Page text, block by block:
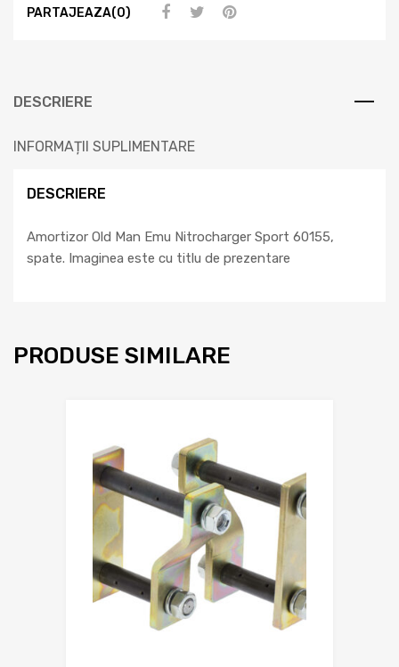
PARTAJEAZA(0)
DESCRIERE
INFORMAȚII SUPLIMENTARE
DESCRIERE
Amortizor Old Man Emu Nitrocharger Sport 60155,
spate. Imaginea este cu titlu de prezentare
PRODUSE SIMILARE